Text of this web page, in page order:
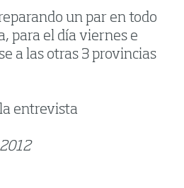
un par en todo
para el día viernes e
a las otras 3 provincias
entrevista